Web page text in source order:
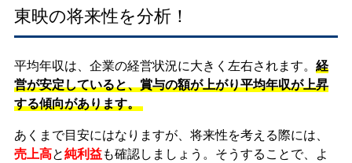
東映の将来性を分析！
平均年収は、企業の経営状況に大きく左右されます。 経
営が安定していると、賞与の額が上がり平均年収が上昇
する傾向があります。
あくまで目安にはなりますが、将来性を考える際には、
売上高と純利益も確認しましょう。そうすることで、よ